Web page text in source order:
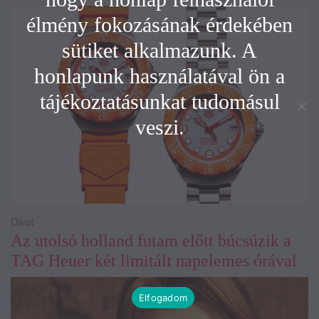
Az utolsó holland futam előtt búcsúzik a
TAG Heuer két limitált napelemes órával
Divat
élmény fokozásának érdekében
sütiket alkalmazunk. A
honlapunk használatával ön a
tájékoztatásunkat tudomásul
veszi.
Elfogadom